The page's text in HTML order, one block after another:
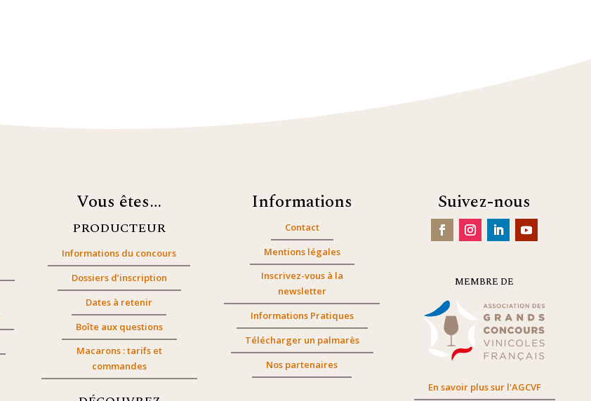
Vous êtes…
PRODUCTEUR
Informations du concours
Dossiers d’inscription
Dates à retenir
Boîte aux questions
Macarons : tarifs et
commandes
Informations
Contact
Mentions légales
Inscrivez-vous à la
newsletter
Informations Pratiques
Télécharger un palmarès
Nos partenaires
Suivez-nous
MEMBRE DE
En savoir plus sur l'AGCVF